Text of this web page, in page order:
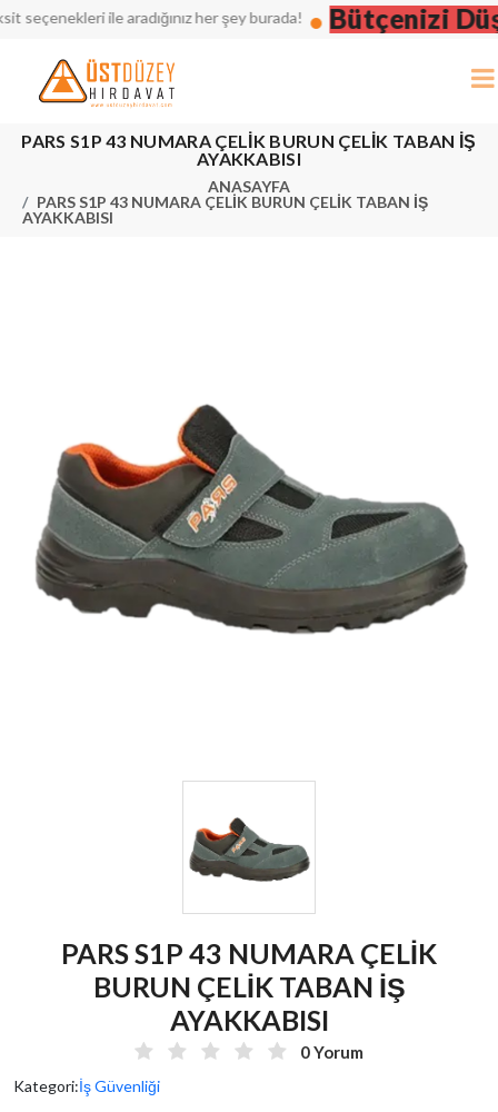
ile aradığınız her şey burada! Bütçenizi
PARS S1P 43 NUMARA ÇELİK BURUN ÇELİK TABAN İŞ
AYAKKABISI
ANASAYFA
PARS S1P 43 NUMARA ÇELİK BURUN ÇELİK TABAN İŞ
AYAKKABISI
PARS S1P 43 NUMARA ÇELİK
BURUN ÇELİK TABAN İŞ
AYAKKABISI
0 Yorum
Kategori:İş Güvenliği